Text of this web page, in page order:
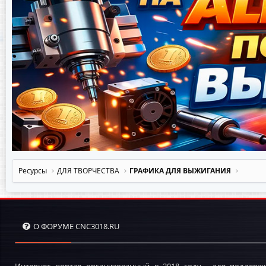
:
Ресурсы ДЛЯ ТВОРЧЕСТВА ГРАФИКА ДЛЯ ВЫЖИГАНИЯ
О ФОРУМЕ CNC3018.RU